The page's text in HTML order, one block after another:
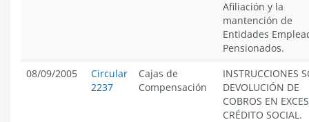
Afiliación y la
mantención de
Entidades
Pensionados.
08/09/2005
Circular
2237
Cajas de
Compensación
INSTRUCCIONES
DEVOLUCIÓN DE
COBROS EN
CRÉDITO SOCIAL.